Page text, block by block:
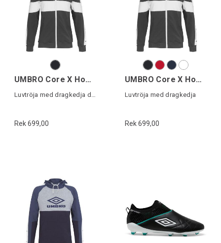
UMBRO Core X Hood Jacket W
Luvtröja med dragkedja dam
Rek 699,00
UMBRO Core X Hood Jacket
Luvtröja med dragkedja
Rek 699,00